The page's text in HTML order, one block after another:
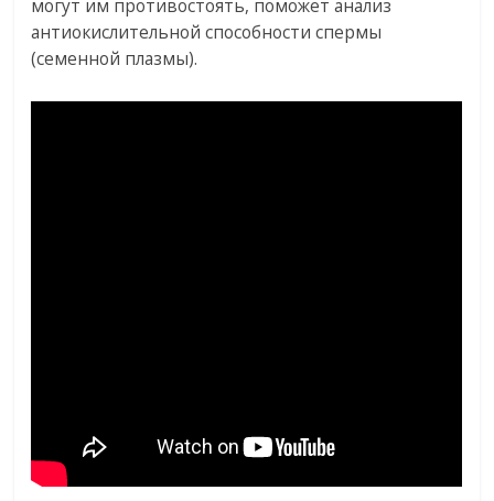
могут им противостоять, поможет анализ
антиокислительной способности спермы
(семенной плазмы).